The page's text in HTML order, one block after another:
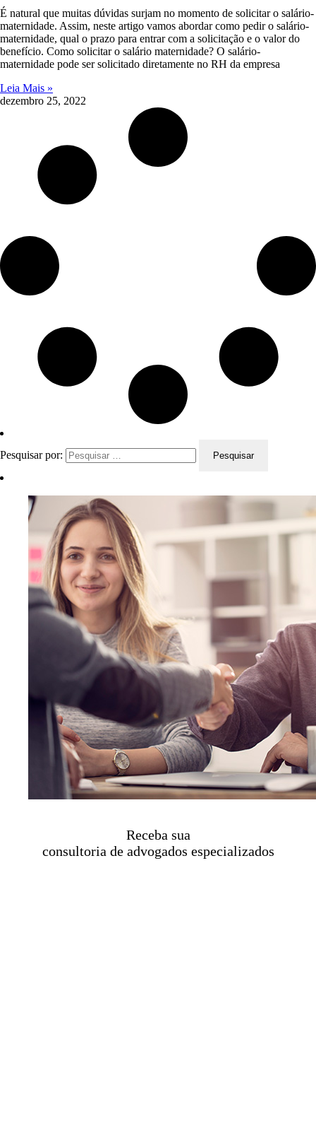
É natural que muitas dúvidas surjam no momento de solicitar o salário-
maternidade. Assim, neste artigo vamos abordar como pedir o salário-
maternidade, qual o prazo para entrar com a solicitação e o valor do
benefício. Como solicitar o salário maternidade? O salário-
maternidade pode ser solicitado diretamente no RH da empresa
Leia Mais »
dezembro 25, 2022
Pesquisar por:
Receba sua
consultoria de advogados especializados